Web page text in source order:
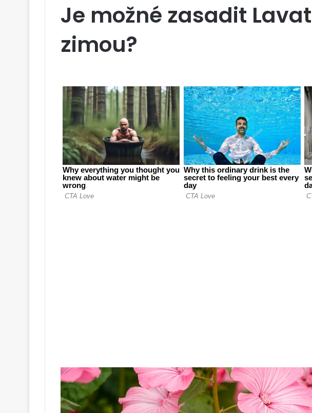
Je možné zasadit
zimou?